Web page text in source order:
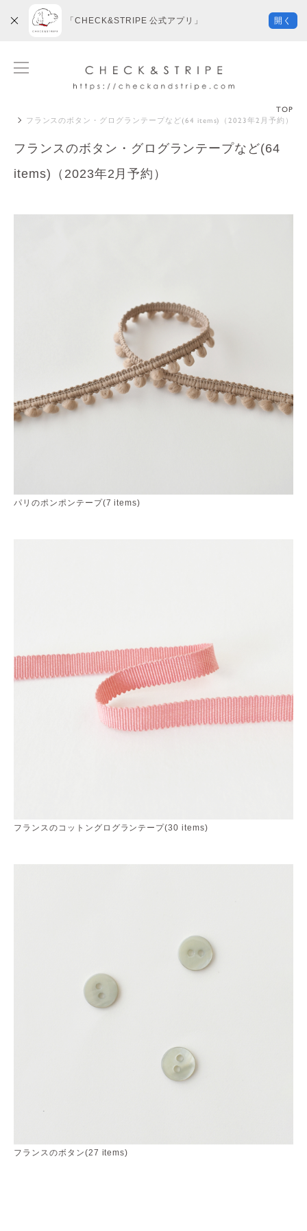
TOP
フランスのボタン・グログランテープなど(64 items)（2023年2月予約）
フランスのボタン・グログランテープなど(64
items)（2023年2月予約）
パリのポンポンテープ(7 items)
フランスのコットングログランテープ(30 items)
フランスのボタン(27 items)
「CHECK&STRIPE 公式アプリ」 開く